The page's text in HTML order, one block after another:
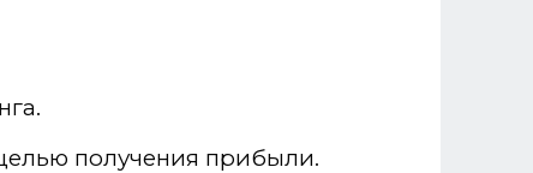
получения прибыли.